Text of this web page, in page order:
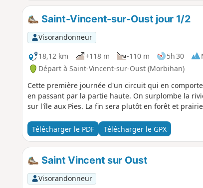
Saint-Vincent-sur-Oust jour 1/2
Visorandonneur
18,12 km
+118 m -110 m 5h 30
Départ à Saint-Vincent-sur-Oust (Morbihan)
Cette première journée d'un circuit qui en
en passant par la partie haute. On surplombe la
sur l'île aux Pies. La fin sera plutôt en forêt et
Télécharger le PDF Télécharger le GPX
Saint Vincent sur Oust
Visorandonneur